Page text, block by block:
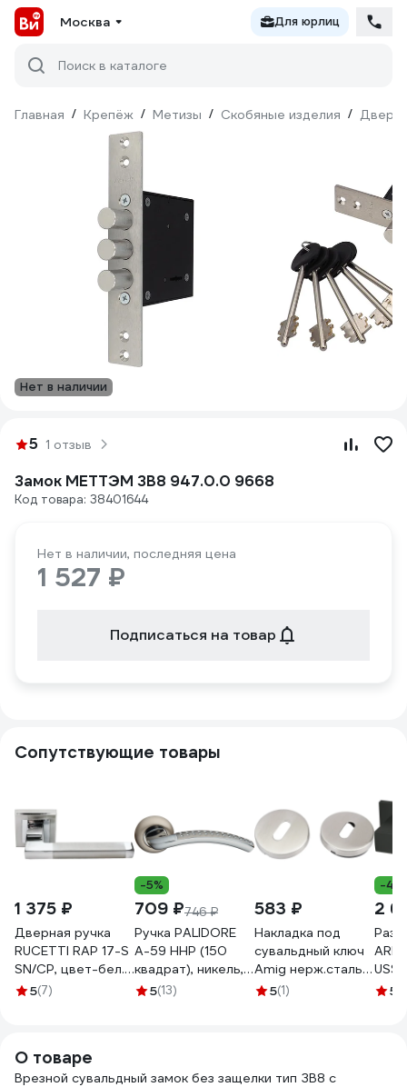
Москва Для юрлиц
Поиск в каталоге
Главная / Крепёж / Метизы / Скобяные изделия /
Нет в наличии
5 1 отзыв
Замок МЕТТЭМ ЗВ8 947.0.0 9668
Код товара: 38401644
Нет в наличии, последняя цена
1 527 ₽
Подписаться на товар
Сопутствующие товары
1 375 ₽
Дверная ручка
RUCETTI RAP 17-S
SN/CP, цвет-бел.
никель/хром
5(7)
-5%
709 ₽746 ₽
Ручка PALIDORE
A-59 HHP (150
квадрат), никель, с
перфорацией
5(13)
583 ₽
Накладка под
сувальдный ключ
Amig нерж.сталь
2-53
5(1)
-
2
USS
5
О товаре
Врезной сувальдный замок без защелки тип ЗВ8 с